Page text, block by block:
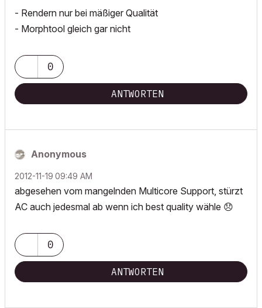
- Rendern nur bei mäßiger Qualität
- Morphtool gleich gar nicht
0
ANTWORTEN
Anonymous
‎2012-11-19 09:49 AM
abgesehen vom mangelnden Multicore Support, stürzt
AC auch jedesmal ab wenn ich best quality wähle 😞
0
ANTWORTEN